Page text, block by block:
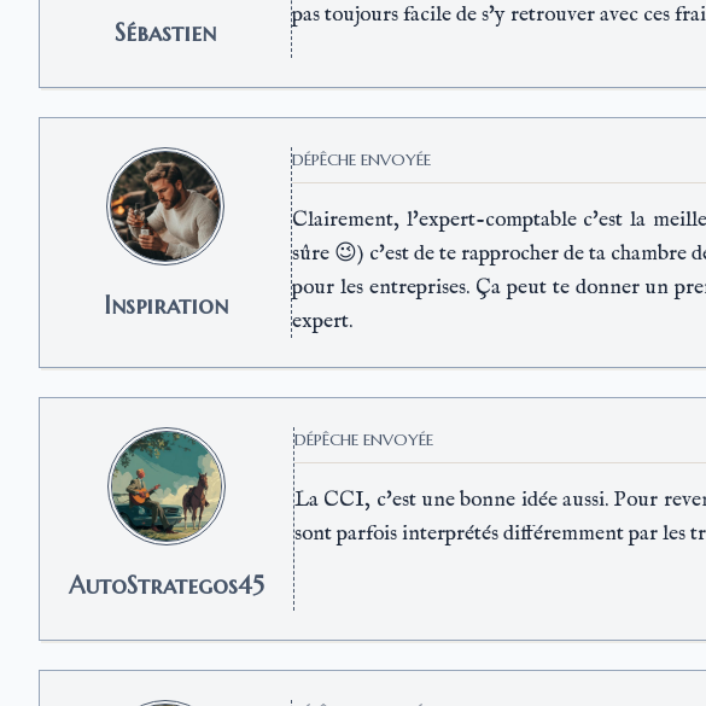
Sébastien
pas toujours facile de s'y retrouver avec ces
Inspiration
DÉPÊCHE ENVOYÉE
Clairement, l'expert-comptable c'est la
sûre 😉) c'est de te rapprocher de ta chambre
pour les entreprises. Ça peut te donner un
expert.
AutoStrategos45
DÉPÊCHE ENVOYÉE
La CCI, c'est une bonne idée aussi. Pour
sont parfois interprétés différemment par les